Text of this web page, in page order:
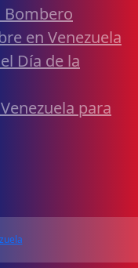
Bombero
en Venezuela
Día de la
para